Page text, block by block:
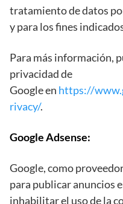
tratamiento de datos
y para los fines
Para más información,
privacidad de
Google en https://
rivacy/.
Google Adsense:
Google, como
para publicar anuncios
inhabilitar el uso de la